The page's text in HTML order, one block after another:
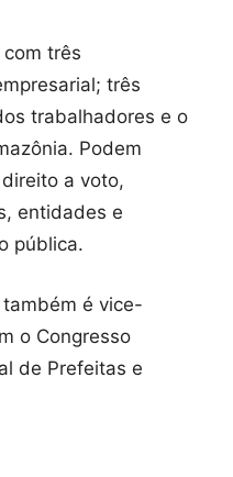
três
três
trabalhadores e o
Podem
a voto,
entidades e
pública.
é vice-
o Congresso
de Prefeitas e